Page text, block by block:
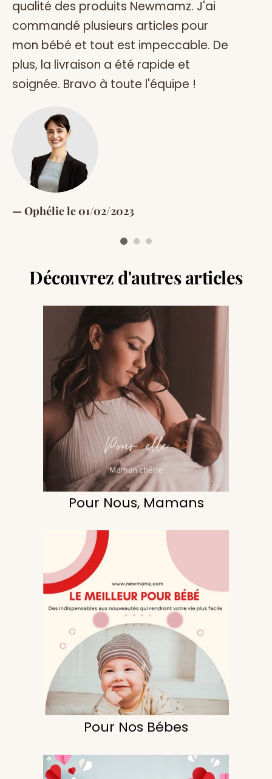
qualité des produits Newmamz. J'ai
commandé plusieurs articles pour
mon bébé et tout est impeccable. De
plus, la livraison a été rapide et
soignée. Bravo à toute l'équipe !
Ophélie le 01/02/2023
Découvrez d'autres articles
Pour Nous, Mamans
Pour Nos Bébes